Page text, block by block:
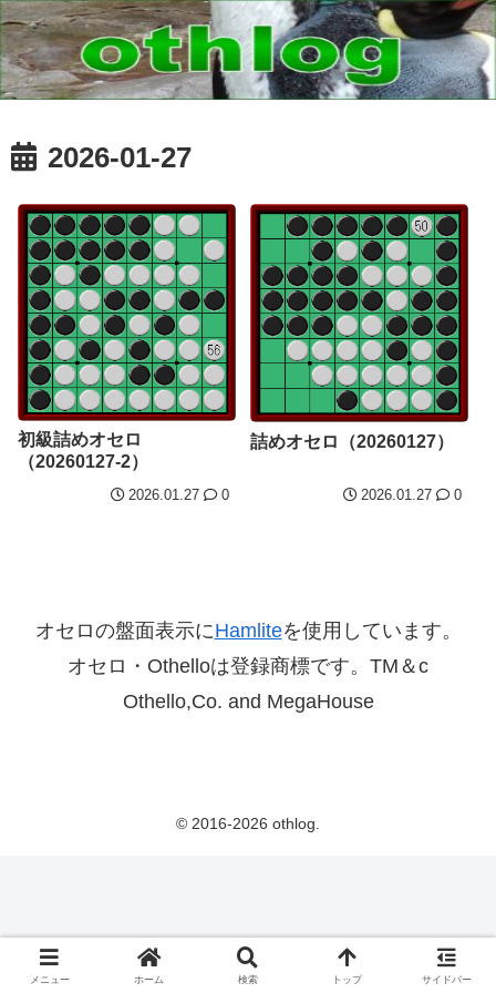
2026-01-27
初級詰めオセロ
（20260127-2）
2026.01.27 0
詰めオセロ（20260127）
2026.01.27 0
オセロの盤面表示にHamliteを使用しています。
オセロ・Othelloは登録商標です。TM＆c
Othello,Co. and MegaHouse
© 2016-2026 othlog.
メニュー ホーム 検索 トップ サイドバー